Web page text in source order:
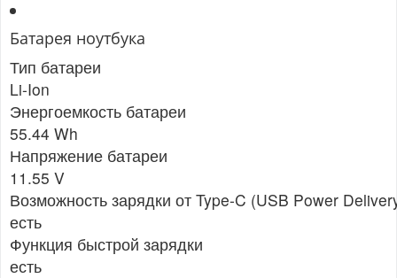
Батарея ноутбука
Тип батареи
Li-Ion
Энергоемкость батареи
55.44 Wh
Напряжение батареи
11.55 V
Возможность зарядки от Type-C (USB Power
есть
Функция быстрой зарядки
есть